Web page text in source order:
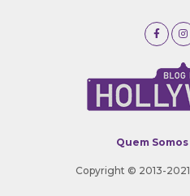
Quem Somos
Copyright © 2013-